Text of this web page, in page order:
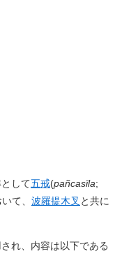
して五戒(pañcasīla;
て、 波羅提木叉 と共に
れ、内容は以下である